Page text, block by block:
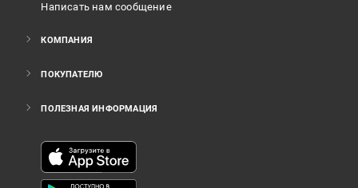
Написать нам сообщение
КОМПАНИЯ
ПОКУПАТЕЛЮ
ПОЛЕЗНАЯ ИНФОРМАЦИЯ